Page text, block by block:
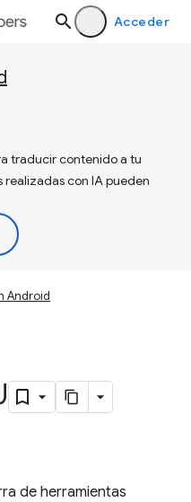
Acceder
traducir contenido a tu
con IA pueden
Android
de herramientas